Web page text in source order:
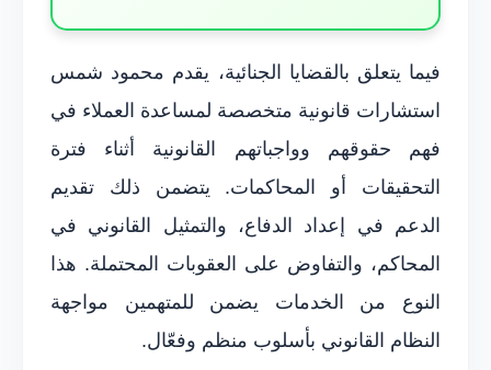
فيما يتعلق بالقضايا الجنائية، يقدم محمود شمس
استشارات قانونية متخصصة لمساعدة العملاء في
فهم حقوقهم وواجباتهم القانونية أثناء فترة
التحقيقات أو المحاكمات. يتضمن ذلك تقديم
الدعم في إعداد الدفاع، والتمثيل القانوني في
المحاكم، والتفاوض على العقوبات المحتملة. هذا
النوع من الخدمات يضمن للمتهمين مواجهة
النظام القانوني بأسلوب منظم وفعّال.